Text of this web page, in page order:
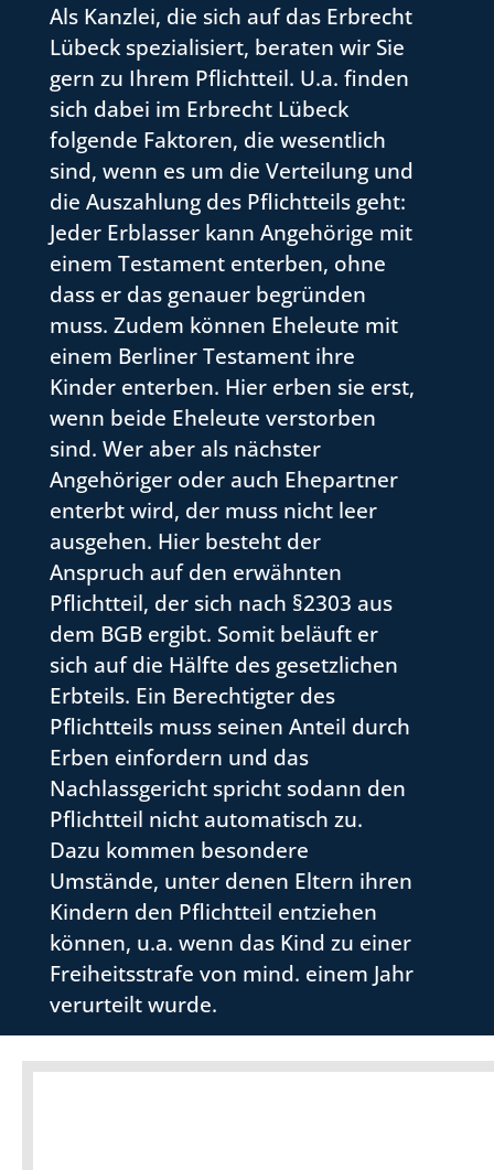
Als Kanzlei, die sich auf das Erbrecht
Lübeck spezialisiert, beraten wir Sie
gern zu Ihrem Pflichtteil. U.a. finden
sich dabei im Erbrecht Lübeck
folgende Faktoren, die wesentlich
sind, wenn es um die Verteilung und
die Auszahlung des Pflichtteils geht:
Jeder Erblasser kann Angehörige mit
einem Testament enterben, ohne
dass er das genauer begründen
muss. Zudem können Eheleute mit
einem Berliner Testament ihre
Kinder enterben. Hier erben sie erst,
wenn beide Eheleute verstorben
sind. Wer aber als nächster
Angehöriger oder auch Ehepartner
enterbt wird, der muss nicht leer
ausgehen. Hier besteht der
Anspruch auf den erwähnten
Pflichtteil, der sich nach §2303 aus
dem BGB ergibt. Somit beläuft er
sich auf die Hälfte des gesetzlichen
Erbteils. Ein Berechtigter des
Pflichtteils muss seinen Anteil durch
Erben einfordern und das
Nachlassgericht spricht sodann den
Pflichtteil nicht automatisch zu.
Dazu kommen besondere
Umstände, unter denen Eltern ihren
Kindern den Pflichtteil entziehen
können, u.a. wenn das Kind zu einer
Freiheitsstrafe von mind. einem Jahr
verurteilt wurde.